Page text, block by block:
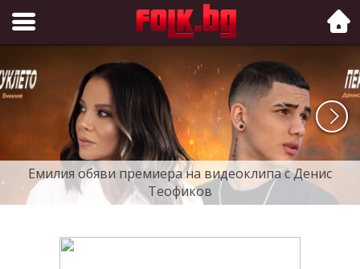
Folk.bg
Емилия обяви премиера на видеоклипа с Денис
Теофиков